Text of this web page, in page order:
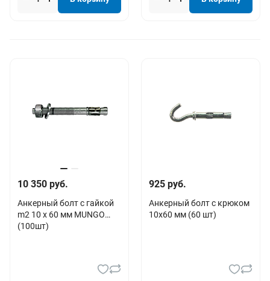
10 350 руб.
Анкерный болт с гайкой
m2 10 x 60 мм MUNGO
(100шт)
925 руб.
Анкерный болт с крюком
10х60 мм (60 шт)